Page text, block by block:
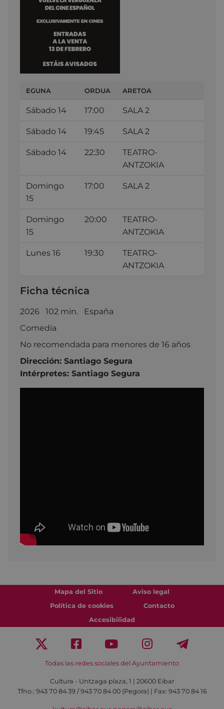
EGUNA ORDUA ARETOA
Sábado 14 17:00 SALA 2
Sábado 14 19:45 SALA 2
Sábado 14 22:30
TEATRO-
ANTZOKIA
Domingo
15
17:00 SALA 2
Domingo
15
20:00
TEATRO-
ANTZOKIA
Lunes 16 19:30
TEATRO-
ANTZOKIA
Ficha técnica
2026 102 min. España
Comedia
No recomendada para menores de 16 años
Dirección: Santiago Segura
Intérpretes: Santiago Segura
Mapa del Sitio
Aviso legal
Política de cookies
Contacto
Accesibilidad
Todas las redes sociales del Ayuntamiento
Cultura - Untzaga plaza, 1 | 20600 Eibar
Tfno.: 943 70 84 39 / 943 70 84 00 (Pegora) | Fax: 943 70 84 16